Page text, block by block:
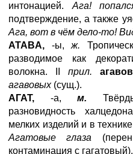
интонацией. Ага!
подтверждение, а также
Ага, вот в чём дело-то!
ATABA, -ы,ж.
разводимое как
волокна. II прил.
агавовых(сущ.).
АГАТ, -а, м.
разновидность
мелких изделий и в
Агатовые глаза
контаминация с гагатовый).